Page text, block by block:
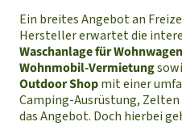
Ein breites Angebot an
Hersteller erwartet die
Waschanlage für
Wohnmobil-Vermietung
Outdoor Shopmit einer
Camping-Ausrüstung,
das Angebot. Doch hierbei